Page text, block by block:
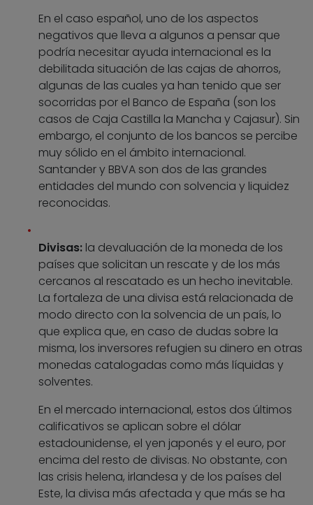
En el caso español, uno de los aspectos
negativos que lleva a algunos a pensar que
podría necesitar ayuda internacional es la
debilitada situación de las cajas de ahorros,
algunas de las cuales ya han tenido que ser
socorridas por el Banco de España (son los
casos de Caja Castilla la Mancha y Cajasur). Sin
embargo, el conjunto de los bancos se percibe
muy sólido en el ámbito internacional.
Santander y BBVA son dos de las grandes
entidades del mundo con solvencia y liquidez
reconocidas.
Divisas: la devaluación de la moneda de los
países que solicitan un rescate y de los más
cercanos al rescatado es un hecho inevitable.
La fortaleza de una divisa está relacionada de
modo directo con la solvencia de un país, lo
que explica que, en caso de dudas sobre la
misma, los inversores refugien su dinero en otras
monedas catalogadas como más líquidas y
solventes.
En el mercado internacional, estos dos últimos
calificativos se aplican sobre el dólar
estadounidense, el yen japonés y el euro, por
encima del resto de divisas. No obstante, con
las crisis helena, irlandesa y de los países del
Este, la divisa más afectada y que más se ha